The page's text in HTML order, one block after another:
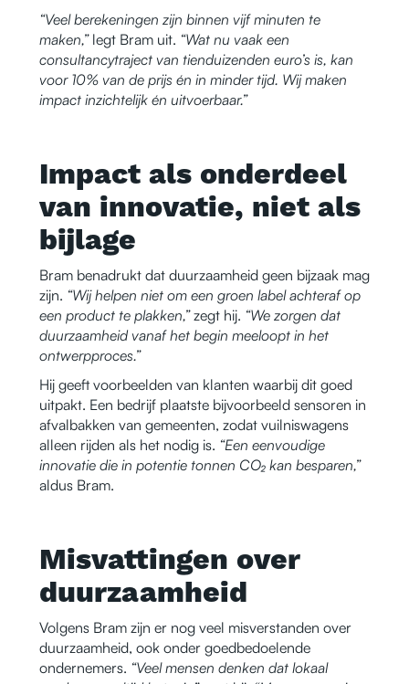
“Veel berekeningen zijn binnen vijf minuten te
maken,” legt Bram uit. “Wat nu vaak een
consultancytraject van tienduizenden euro’s is, kan
voor 10% van de prijs én in minder tijd. Wij maken
impact inzichtelijk én uitvoerbaar.”
Impact als onderdeel
van innovatie, niet als
bijlage
Bram benadrukt dat duurzaamheid geen bijzaak mag
zijn. “Wij helpen niet om een groen label achteraf op
een product te plakken,”zegt hij. “We zorgen dat
duurzaamheid vanaf het begin meeloopt in het
ontwerpproces.”
Hij geeft voorbeelden van klanten waarbij dit goed
uitpakt. Een bedrijf plaatste bijvoorbeeld sensoren in
afvalbakken van gemeenten, zodat vuilniswagens
alleen rijden als het nodig is. “Een eenvoudige
innovatie die in potentie tonnen CO₂ kan besparen,”
aldus Bram.
Misvattingen over
duurzaamheid
Volgens Bram zijn er nog veel misverstanden over
duurzaamheid, ook onder goedbedoelende
ondernemers. “Veel mensen denken dat lokaal